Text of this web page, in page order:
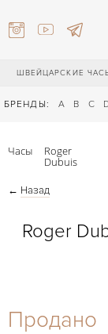
ШВЕЙЦАРСКИЕ
БРЕНДЫ: A B C
27-44
Часы Roger
Dubuis
← Назад
Roger
Продано